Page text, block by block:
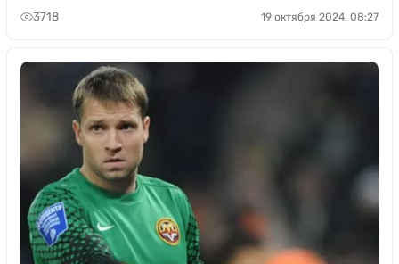
3718 19 октября 2024, 08:27